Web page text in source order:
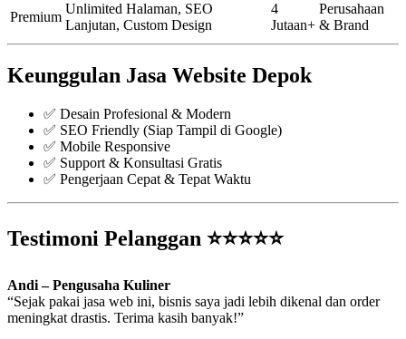
Premium
Unlimited Halaman, SEO
Lanjutan, Custom Design
4
Jutaan+
Perusahaan
& Brand
Keunggulan Jasa Website Depok
✅ Desain Profesional & Modern
✅ SEO Friendly (Siap Tampil di Google)
✅ Mobile Responsive
✅ Support & Konsultasi Gratis
✅ Pengerjaan Cepat & Tepat Waktu
Testimoni Pelanggan ⭐⭐⭐⭐⭐
Andi – Pengusaha Kuliner
“Sejak pakai jasa web ini, bisnis saya jadi lebih dikenal dan order
meningkat drastis. Terima kasih banyak!”